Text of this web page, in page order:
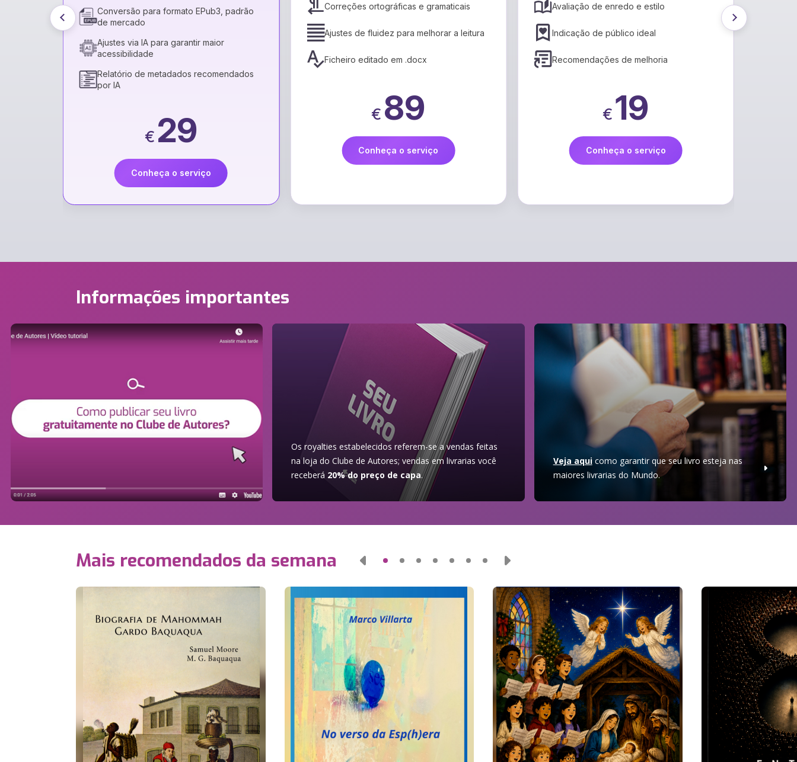
Conversão para formato EPub3, padrão
de mercado
Ajustes via IA para garantir maior
acessibilidade
Relatório de metadados recomendados
por IA
€ 29
Conheça o serviço
Correções ortográficas e gramaticais
Ajustes de fluidez para melhorar a leitura
Ficheiro editado em .docx
€ 89
Conheça o serviço
Avaliação de enredo e estilo
Indicação de público ideal
Recomendações de melhoria
€19
Conheça o serviço
Informações importantes
Os royalties estabelecidos referem-se a vendas feitas
na loja do Clube de Autores; vendas em livrarias você
receberá 20% do preço de capa.
Veja aquicomo garantir que seu livro esteja nas
maiores livrarias do Mundo.
Mais recomendados da semana